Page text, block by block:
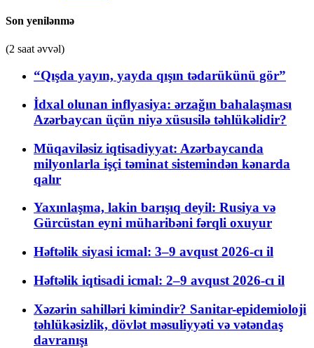
Son yenilənmə
(2 saat əvvəl)
“Qışda yayın, yayda qışın tədarükünü gör”
İdxal olunan inflyasiya: ərzağın bahalaşması
Azərbaycan üçün niyə xüsusilə təhlükəlidir?
Müqaviləsiz iqtisadiyyat: Azərbaycanda
milyonlarla işçi təminat sistemindən kənarda
qalır
Yaxınlaşma, lakin barışıq deyil: Rusiya və
Gürcüstan eyni müharibəni fərqli oxuyur
Həftəlik siyasi icmal: 3–9 avqust 2026-cı il
Həftəlik iqtisadi icmal: 2–9 avqust 2026-cı il
Xəzərin sahilləri kimindir? Sanitar-epidemioloji
təhlükəsizlik, dövlət məsuliyyəti və vətəndaş
davranışı